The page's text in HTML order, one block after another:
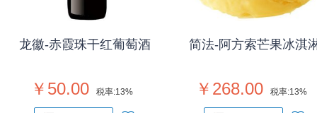
龙徽-赤霞珠干红葡萄酒
￥50.00 税率:13%
简法-阿方索芒果冰淇
￥268.00 税率:13%